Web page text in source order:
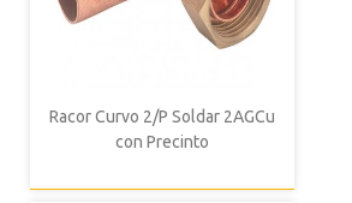
Racor Curvo 2/P Soldar 2AGCu
con Precinto